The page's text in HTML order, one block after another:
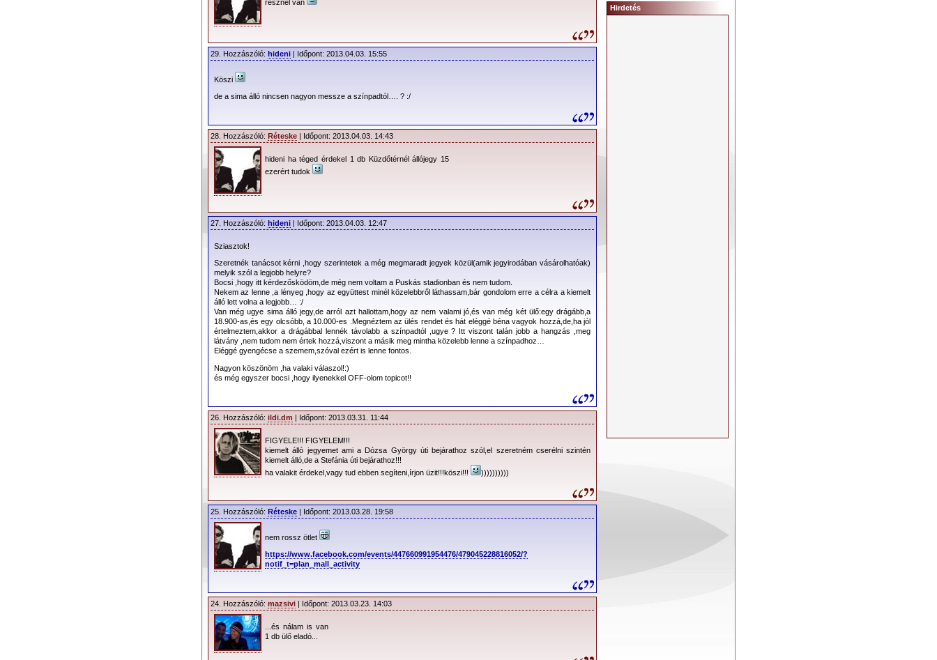
15.900,- Ft – ülő
Turné információk:
2013.02.26. – A jegyek két harmada már elkelt!
A stadion kiosztása a megfelelő jegyárakkal a következő képre kattintva nagyobb
felbontásban is megtekinthető.
További információk:
Parkolás: A Puskás Ferenc Stadion (volt Népstadion) területen nem lehetséges a
parkolás. Parkolásra legközelebb az Aréna mélygarázsát lehet használni.
Kapunyitás: 2013.05.21. 19:00
- ??:?? - ??:?? ???
- ??:?? - ??:?? ???
- ??:?? - ??:??depeCHe MODE
Beléptetés
résznél van
29. Hozzászóló: hideni | Időpont: 2013.04.03. 15:55
Köszi
de a sima álló nincsen nagyon messze a színpadtól…. ? :/
28. Hozzászóló: Réteske | Időpont: 2013.04.03. 14:43
hideni ha téged érdekel 1 db Küzdőtérnél állójegy 15
ezerért tudok
27. Hozzászóló: hideni | Időpont: 2013.04.03. 12:47
Sziasztok!
Szeretnék tanácsot kérni ,hogy szerintetek a még megmaradt jegyek közül(amik jegyirodában vásárolhatóak)
melyik szól a legjobb helyre?
Bocsi ,hogy itt kérdezősködöm,de még nem voltam a Puskás stadionban és nem tudom.
Nekem az lenne ,a lényeg ,hogy az együttest minél közelebbről láthassam,bár gondolom erre a célra a kiemelt
álló lett volna a legjobb… :/
Van még ugye sima álló jegy,de arról azt hallottam,hogy az nem valami jó,és van még két ülő:egy drágább,a
18.900-as,és egy olcsóbb, a 10.000-es .Megnéztem az ülés rendet és hát eléggé béna vagyok hozzá,de,ha jól
értelmeztem,akkor a drágábbal lennék távolabb a színpadtól ,ugye ? Itt viszont talán jobb a hangzás ,meg
látvány ,nem tudom nem értek hozzá,viszont a másik meg mintha közelebb lenne a színpadhoz…
Eléggé gyengécse a szemem,szóval ezért is lenne fontos.
Nagyon köszönöm ,ha valaki válaszol!:)
és még egyszer bocsi ,hogy ilyenekkel OFF-olom topicot!!
26. Hozzászóló: ildi.dm | Időpont: 2013.03.31. 11:44
FIGYELE!!! FIGYELEM!!!
kiemelt álló jegyemet ami a Dózsa György úti bejárathoz szól,el szeretném cserélni szintén
kiemelt álló,de a Stefánia úti bejárathoz!!!
ha valakit érdekel,vagy tud ebben segíteni,írjon üzit!!!köszi!!!
))))))))))
25. Hozzászóló: Réteske | Időpont: 2013.03.28. 19:58
nem rossz ötlet
https://www.facebook.com/events/447660991954476/479045228816052/?
notif_t=plan_mall_activity
24. Hozzászóló: mazsivi | Időpont: 2013.03.23. 14:03
...és nálam is van
1 db ülő eladó...
Hirdetés